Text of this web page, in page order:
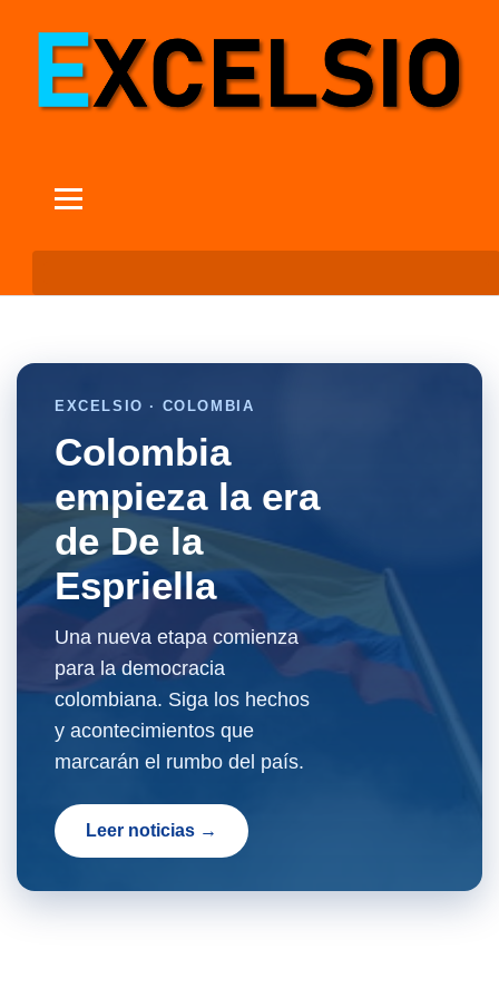
EXCELSIO · COLOMBIA
Colombia
empieza la era
de De la
Espriella
Una nueva etapa comienza
para la democracia
colombiana. Siga los hechos
y acontecimientos que
marcarán el rumbo del país.
Leer noticias →